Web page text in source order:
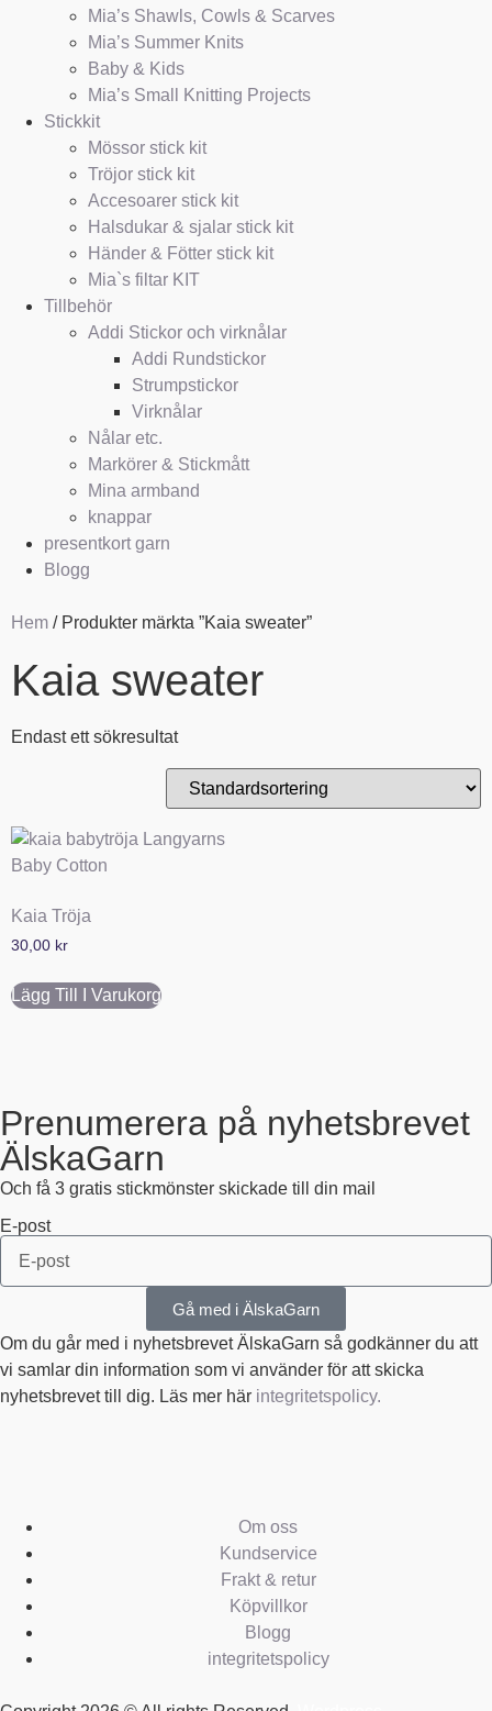
Mia’s Shawls, Cowls & Scarves
Mia’s Summer Knits
Baby & Kids
Mia’s Small Knitting Projects
Stickkit
Mössor stick kit
Tröjor stick kit
Accesoarer stick kit
Halsdukar & sjalar stick kit
Händer & Fötter stick kit
Mia`s filtar KIT
Tillbehör
Addi Stickor och virknålar
Addi Rundstickor
Strumpstickor
Virknålar
Nålar etc.
Markörer & Stickmått
Mina armband
knappar
presentkort garn
Blogg
Hem / Produkter märkta ”Kaia sweater”
Kaia sweater
Endast ett sökresultat
Kaia Tröja
30,00 kr
Lägg Till I Varukorg
Prenumerera på nyhetsbrevet
ÄlskaGarn
Och få 3 gratis stickmönster skickade till din mail
E-post
Gå med i ÄlskaGarn
Om du går med i nyhetsbrevet ÄlskaGarn så godkänner du att
vi samlar din information som vi använder för att skicka
nyhetsbrevet till dig. Läs mer här integritetspolicy.
Om oss
Kundservice
Frakt & retur
Köpvillkor
Blogg
integritetspolicy